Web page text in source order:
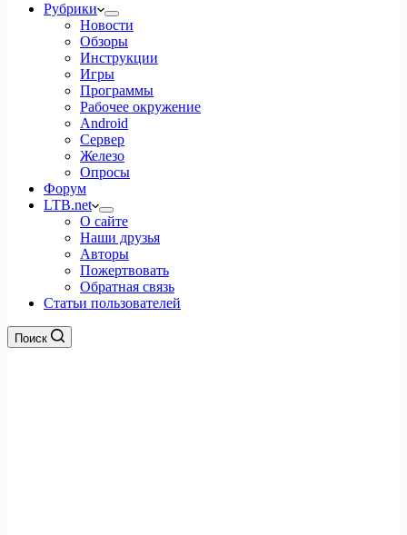
Рубрики
Новости
Обзоры
Инструкции
Игры
Программы
Рабочее окружение
Android
Сервер
Железо
Опросы
Форум
LTB.net
О сайте
Наши друзья
Авторы
Пожертвовать
Обратная связь
Статьи пользователей
Поиск